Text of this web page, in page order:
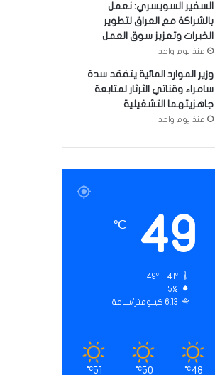
السفير السويسري: نعمل
بالشراكة مع العراق لتطوير
الخبرات وتعزيز سوق العمل
منذ يوم واحد
وزير الموارد المائية يتفقد سدة
سامراء وقناتي الثرثار لمتابعة
جاهزيتهما التشغيلية
منذ يوم واحد
49
℃
49º - 41º
5%
6.13 كيلومتر/ساعة
48
℃
50
℃
51
℃